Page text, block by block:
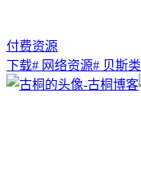
付费资源
下载# 网络资源# 贝斯类